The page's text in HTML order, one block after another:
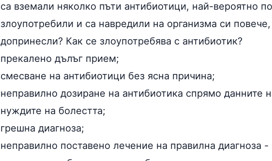
са вземали няколко пъти антибиотици, най-вероятно
злоупотребили и са навредили на организма си
допринесли? Как се злоупотребява с антибиотик?
прекалено дълъг прием;
смесване на антибиотици без ясна причина;
неправилно дозиране на антибиотика спрямо данните
нуждите на болестта;
грешна диагноза;
неправилно поставено лечение на правилна диагноза